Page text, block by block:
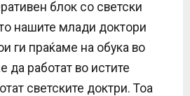
блок со светски
нашите млади доктори
ги праќаме на обука во
да работат во истите
светските доктри. Тоа